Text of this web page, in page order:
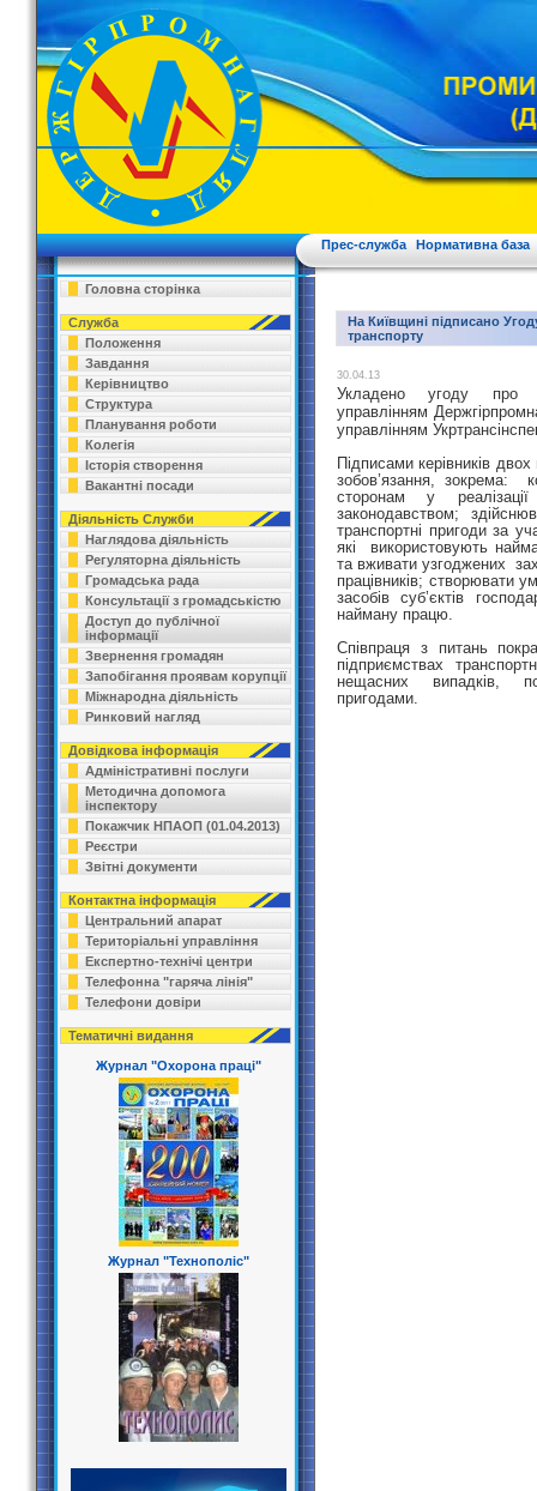
Прес-служба Нормативна база
Головна сторінка
Служба
Положення
Завдання
Керівництво
Структура
Планування роботи
Колегія
Історія створення
Вакантні посади
Діяльність Служби
Наглядова діяльність
Регуляторна діяльність
Громадська рада
Консультації з громадськістю
Доступ до публічної
інформації
Звернення громадян
Запобігання проявам корупції
Міжнародна діяльність
Ринковий нагляд
Довідкова інформація
Адміністративні послуги
Методична допомога
інспектору
Покажчик НПАОП (01.04.2013)
Реєстри
Звітні документи
Контактна інформація
Центральний апарат
Територіальні управління
Експертно-технічі центри
Телефонна "гаряча лінія"
Телефони довіри
Тематичні видання
Журнал "Охорона праці"
Журнал "Технополіс"
На Київщині підписано
транспорту
30.04.13
Укладено угоду про
управлінням
управлінням
Підписами керівників двох
зобов’язання, зокрема:
сторонам у
законодавством;
транспортні пригоди за
які використовують
та вживати узгоджених
працівників; створювати
засобів суб’єктів
найману працю.
Співпраця зпитань
підприємствах
нещасних випадків,
пригодами.